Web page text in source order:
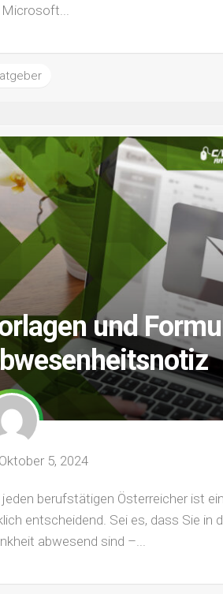
Microsoft...
und
Oktober 5, 2024
jeden berufstätigen Österreicher ist
entscheidend. Sei es, dass Sie in
abwesend sind –...